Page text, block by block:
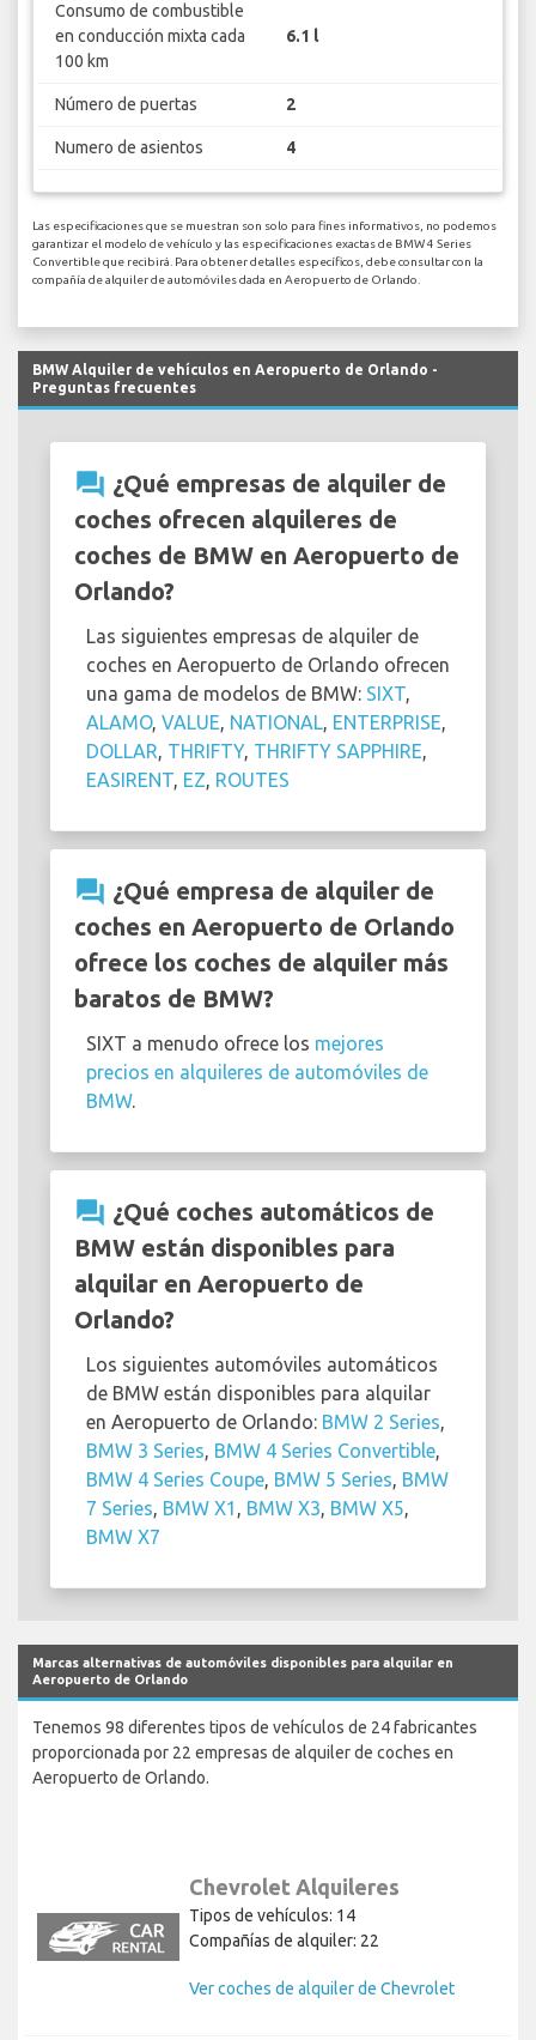
Consumo de combustible
en conducción mixta cada
100 km
6.1 l
Número de puertas 2
Numero de asientos 4
Las especificaciones que se muestran son solo para fines informativos, no podemos
garantizar el modelo de vehículo y las especificaciones exactas de BMW 4 Series
Convertible que recibirá. Para obtener detalles específicos, debe consultar con la
compañía de alquiler de automóviles dada en Aeropuerto de Orlando.
BMW Alquiler de vehículos en Aeropuerto de Orlando -
Preguntas frecuentes
question_answer ¿Qué empresas de alquiler de
coches ofrecen alquileres de
coches de BMW en Aeropuerto de
Orlando?
Las siguientes empresas de alquiler de
coches en Aeropuerto de Orlando ofrecen
una gama de modelos de BMW: SIXT
ALAMO, VALUE NATIONAL ENTERPRISE
DOLLAR THRIFTY, THRIFTY SAPPHIRE
EASIRENT EZ ROUTES
question_answer ¿Qué empresa de alquiler de
coches en Aeropuerto de Orlando
ofrece los coches de alquiler más
baratos de BMW?
SIXT a menudo ofrece los mejores
precios en alquileres de automóviles de
BMW.
question_answer ¿Qué coches automáticos de
BMW están disponibles para
alquilar en Aeropuerto de
Orlando?
Los siguientes automóviles automáticos
de BMW están disponibles para alquilar
en Aeropuerto de Orlando: BMW 2 Series
BMW 3 Series BMW 4 Series Convertible
BMW 4 Series Coupe BMW 5 Series BMW
7 Series BMW X1 BMW X3 BMW X5
BMW X7
Marcas alternativas de automóviles disponibles para alquilar en
Aeropuerto de Orlando
Tenemos 98 diferentes tipos de vehículos de 24 fabricantes
proporcionada por 22 empresas de alquiler de coches en
Aeropuerto de Orlando.
Chevrolet Alquileres
Tipos de vehículos: 14
Compañías de alquiler: 22
Ver coches de alquiler de Chevrolet